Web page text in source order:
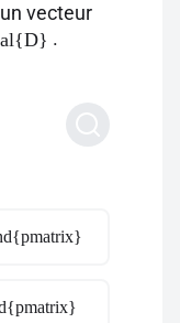
vecteur
.